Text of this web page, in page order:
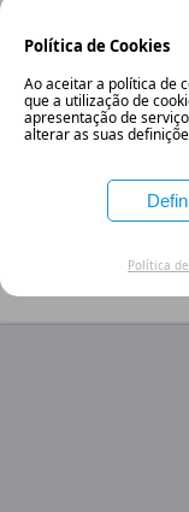
Política de Cookies
Ao aceitar a política de
que a utilização de
apresentação de
alterar as suas
Política